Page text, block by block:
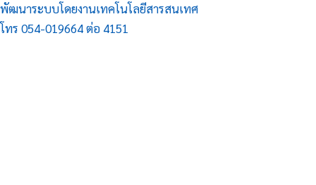
พัฒนาระบบโดยงานเทคโนโลยีสารสนเทศ
โทร 054-019664 ต่อ 4151